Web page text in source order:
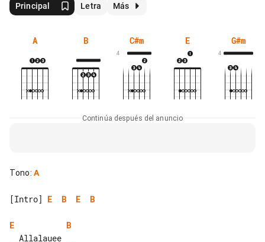
Principal Letra Más
A B C#m
4
E G#m
4
Continúa después del anuncio
Tono: A
[Intro] E B E B
E
B